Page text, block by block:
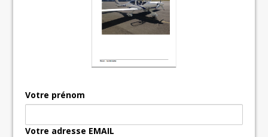
Votre prénom
Votre adresse EMAIL